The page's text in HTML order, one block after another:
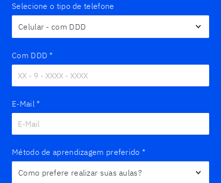
Selecione o tipo de telefone
Com DDD *
E-Mail *
Método de aprendizagem preferido *